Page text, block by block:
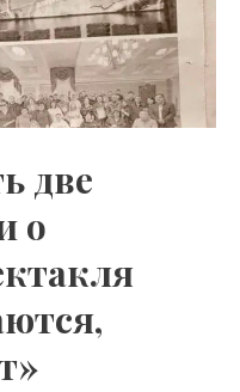
две
о